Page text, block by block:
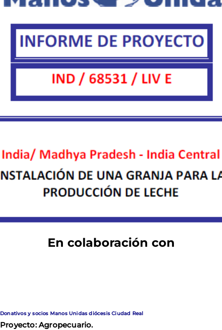
En colaboración con
Donativos y socios Manos Unidas diócesis Ciudad Real
Proyecto: Agropecuario.